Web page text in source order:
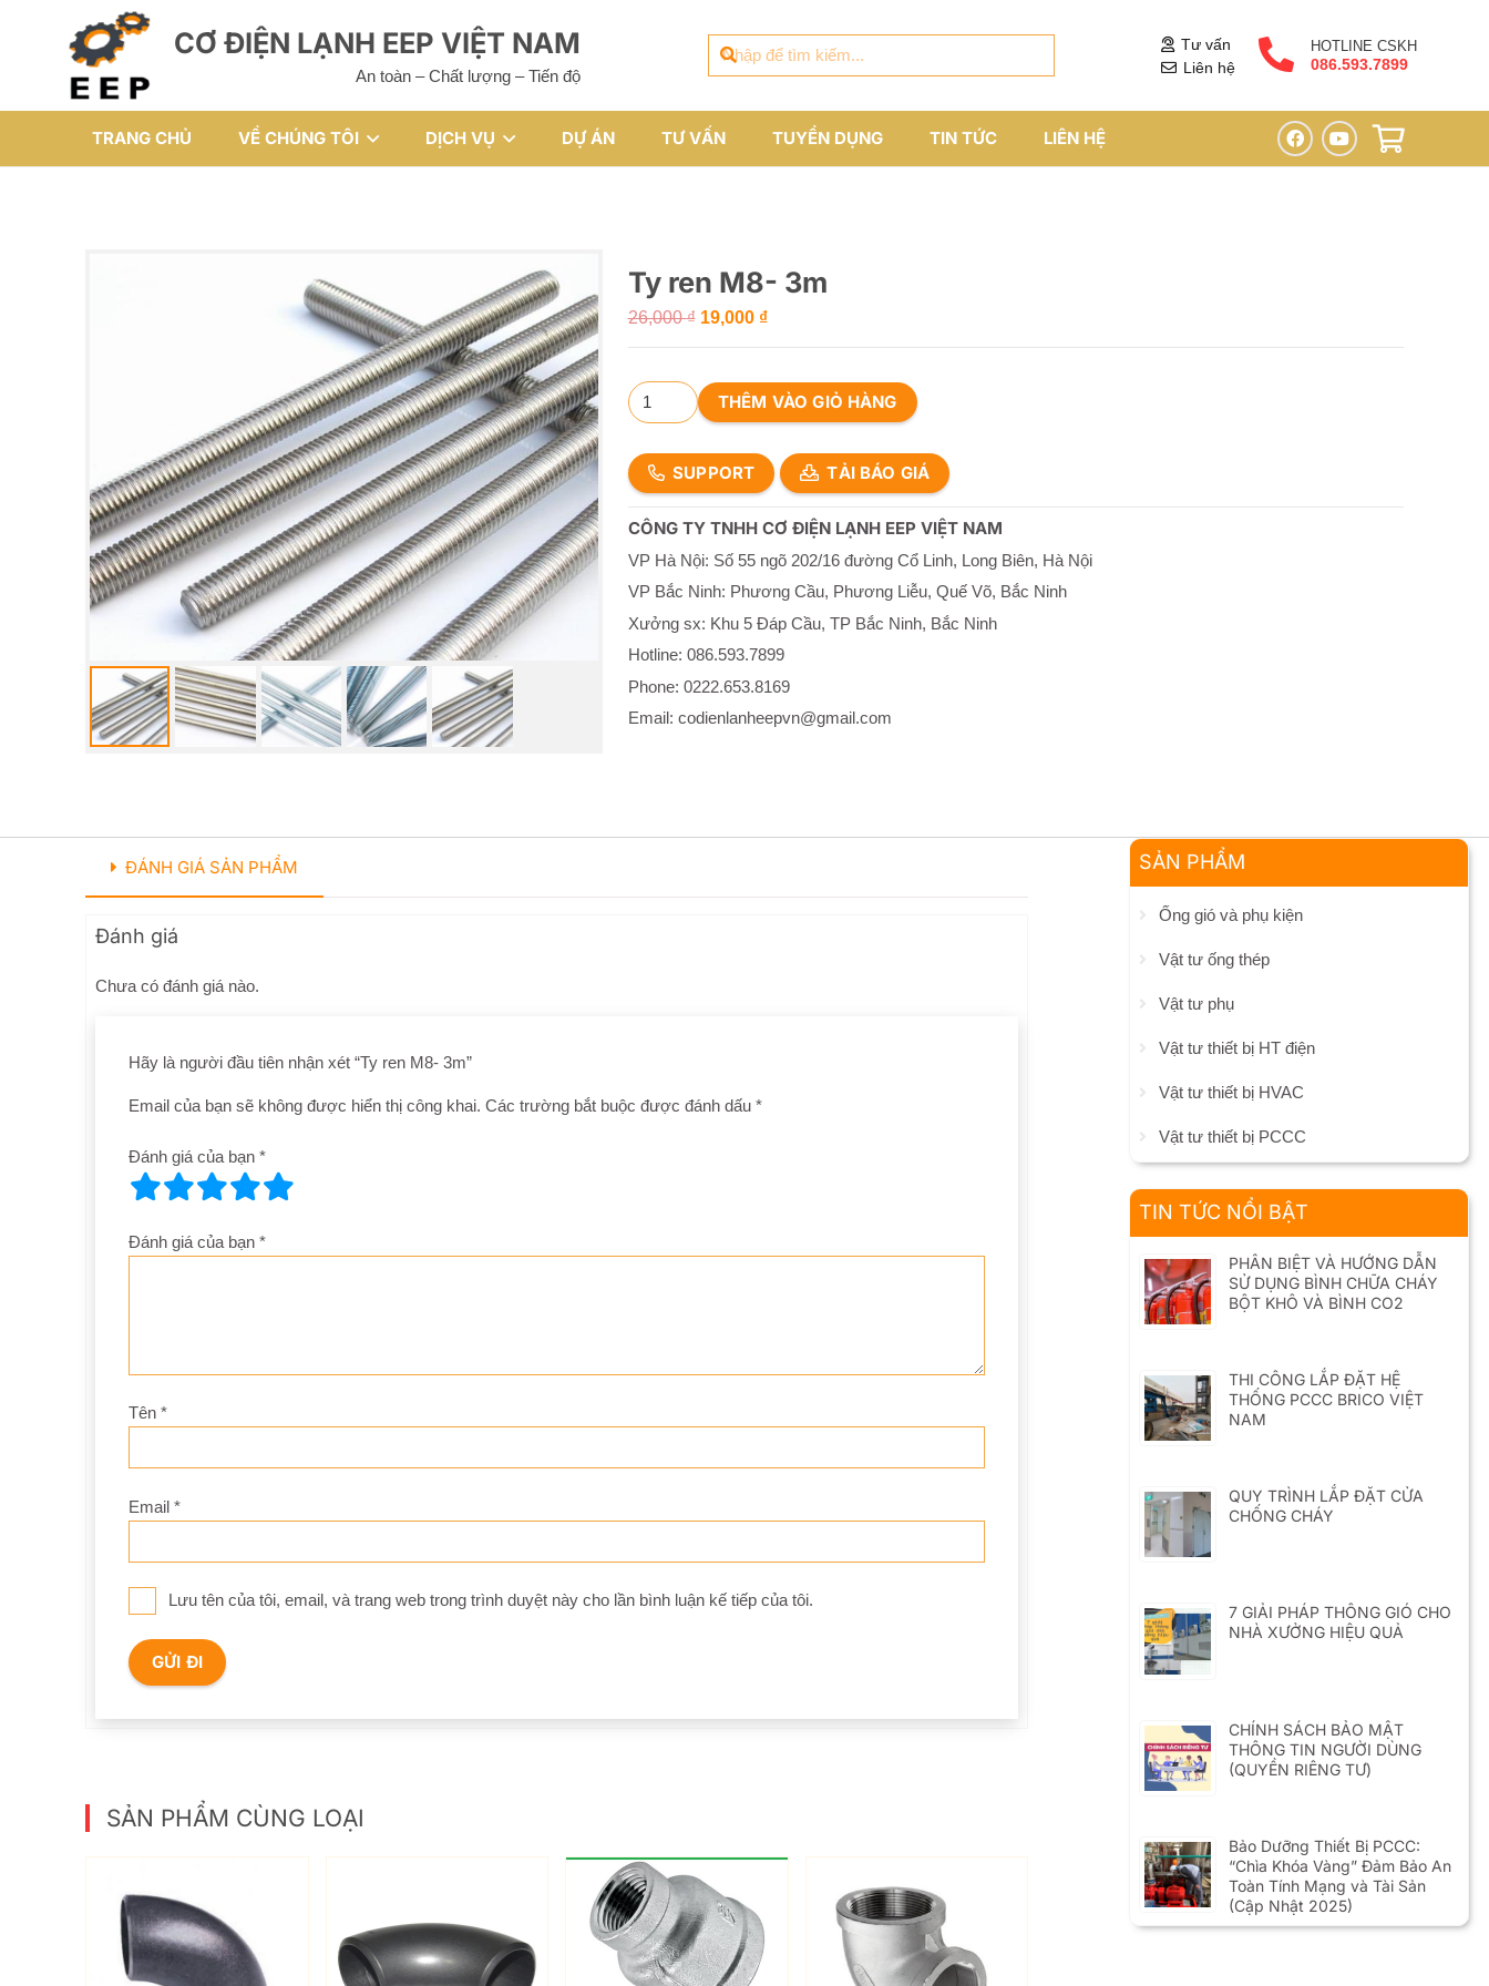
CƠ ĐIỆN LẠNH EEP VIỆT NAM
An toàn – Chất lượng – Tiến độ
Tư vấn
Liên hệ
HOTLINE CSKH
086.593.7899
TRANG CHỦ VỀ CHÚNG TÔI DỊCH VỤ DỰ ÁN TƯ VẤN TUYỂN DỤNG TIN TỨC LIÊN HỆ
Ty ren M8- 3m
26,000₫ Giá
gốc
26,000 ₫.
19,000 ₫Giá
hiện
là:
19,000 ₫.
Ty
ren
3m
số
lượng
THÊM VÀO GIỎ HÀNG
SUPPORT TẢI BÁO GIÁ
CÔNG TY TNHH CƠ ĐIỆN LẠNH EEP VIỆT NAM
VP Hà Nội: Số 55 ngõ 202/16 đường Cổ Linh, Long Biên, Hà Nội
VP Bắc Ninh: Phương Cầu, Phương Liễu, Quế Võ, Bắc Ninh
Xưởng sx: Khu 5 Đáp Cầu, TP Bắc Ninh, Bắc Ninh
Hotline: 086.593.7899
Phone: 0222.653.8169
Email: codienlanheepvn@gmail.com
ĐÁNH GIÁ SẢN PHẨM
Đánh giá
Chưa có đánh giá nào.
Hãy là người đầu tiên nhận xét “Ty ren M8- 3m”
Email của bạn sẽ không được hiển thị công khai. Các trường bắt buộc được đánh dấu *
Đánh giá của bạn *
Đánh giá của bạn *
Tên *
Email *
Lưu tên của tôi, email, và trang web trong trình duyệt này cho lần bình luận kế tiếp của tôi.
SẢN PHẨM CÙNG LOẠI
SẢN PHẨM
Ống gió và phụ kiện
Vật tư ống thép
Vật tư phụ
Vật tư thiết bị HT điện
Vật tư thiết bị HVAC
Vật tư thiết bị PCCC
TIN TỨC NỔI BẬT
PHÂN BIỆT VÀ HƯỚNG DẪN
SỬ DỤNG BÌNH CHỮA CHÁY
BỘT KHÔ VÀ BÌNH CO2
THI CÔNG LẮP ĐẶT HỆ
THỐNG PCCC BRICO VIỆT
NAM
QUY TRÌNH LẮP ĐẶT CỬA
CHỐNG CHÁY
7 GIẢI PHÁP THÔNG GIÓ CHO
NHÀ XƯỞNG HIỆU QUẢ
CHÍNH SÁCH BẢO MẬT
THÔNG TIN NGƯỜI DÙNG
(QUYỀN RIÊNG TƯ)
Bảo Dưỡng Thiết Bị PCCC:
“Chìa Khóa Vàng” Đảm Bảo An
Toàn Tính Mạng và Tài Sản
(Cập Nhật 2025)